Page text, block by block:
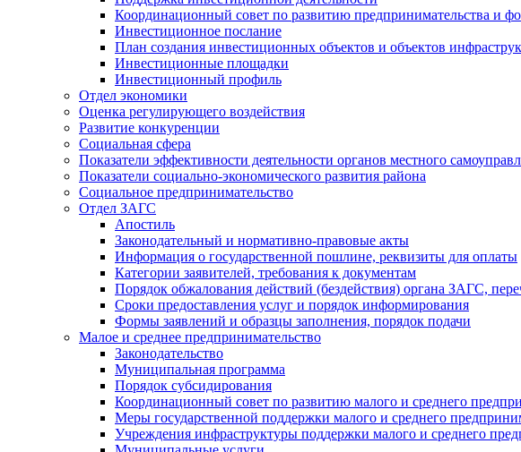
Координационный совет по развитию предпринимательства и
Инвестиционное послание
План создания инвестиционных объектов и объектов
Инвестиционные площадки
Инвестиционный профиль
Отдел экономики
Оценка регулирующего воздействия
Развитие конкуренции
Социальная сфера
Показатели эффективности деятельности органов местного
Показатели социально-экономического развития района
Социальное предпринимательство
Отдел ЗАГС
Апостиль
Законодательный и нормативно-правовые акты
Информация о государственной пошлине, реквизиты для оплаты
Категории заявителей, требования к документам
Порядок обжалования действий (бездействия) органа ЗАГС,
Сроки предоставления услуг и порядок информирования
Формы заявлений и образцы заполнения, порядок подачи
Малое и среднее предпринимательство
Законодательство
Муниципальная программа
Порядок субсидирования
Координационный совет по развитию малого и среднего
Меры государственной поддержки малого и среднего
Учреждения инфраструктуры поддержки малого и среднего